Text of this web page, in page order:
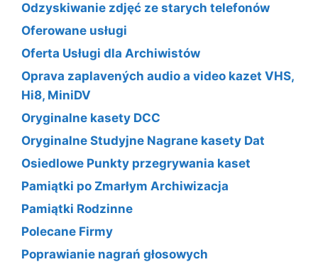
Odzyskiwanie zdjęć ze starych telefonów
Oferowane usługi
Oferta Usługi dla Archiwistów
Oprava zaplavených audio a video kazet VHS,
Hi8, MiniDV
Oryginalne kasety DCC
Oryginalne Studyjne Nagrane kasety Dat
Osiedlowe Punkty przegrywania kaset
Pamiątki po Zmarłym Archiwizacja
Pamiątki Rodzinne
Polecane Firmy
Poprawianie nagrań głosowych